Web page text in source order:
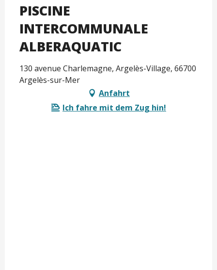
PISCINE
INTERCOMMUNALE
ALBERAQUATIC
130 avenue Charlemagne, Argelès-Village, 66700
Argelès-sur-Mer
Anfahrt
Ich fahre mit dem Zug hin!